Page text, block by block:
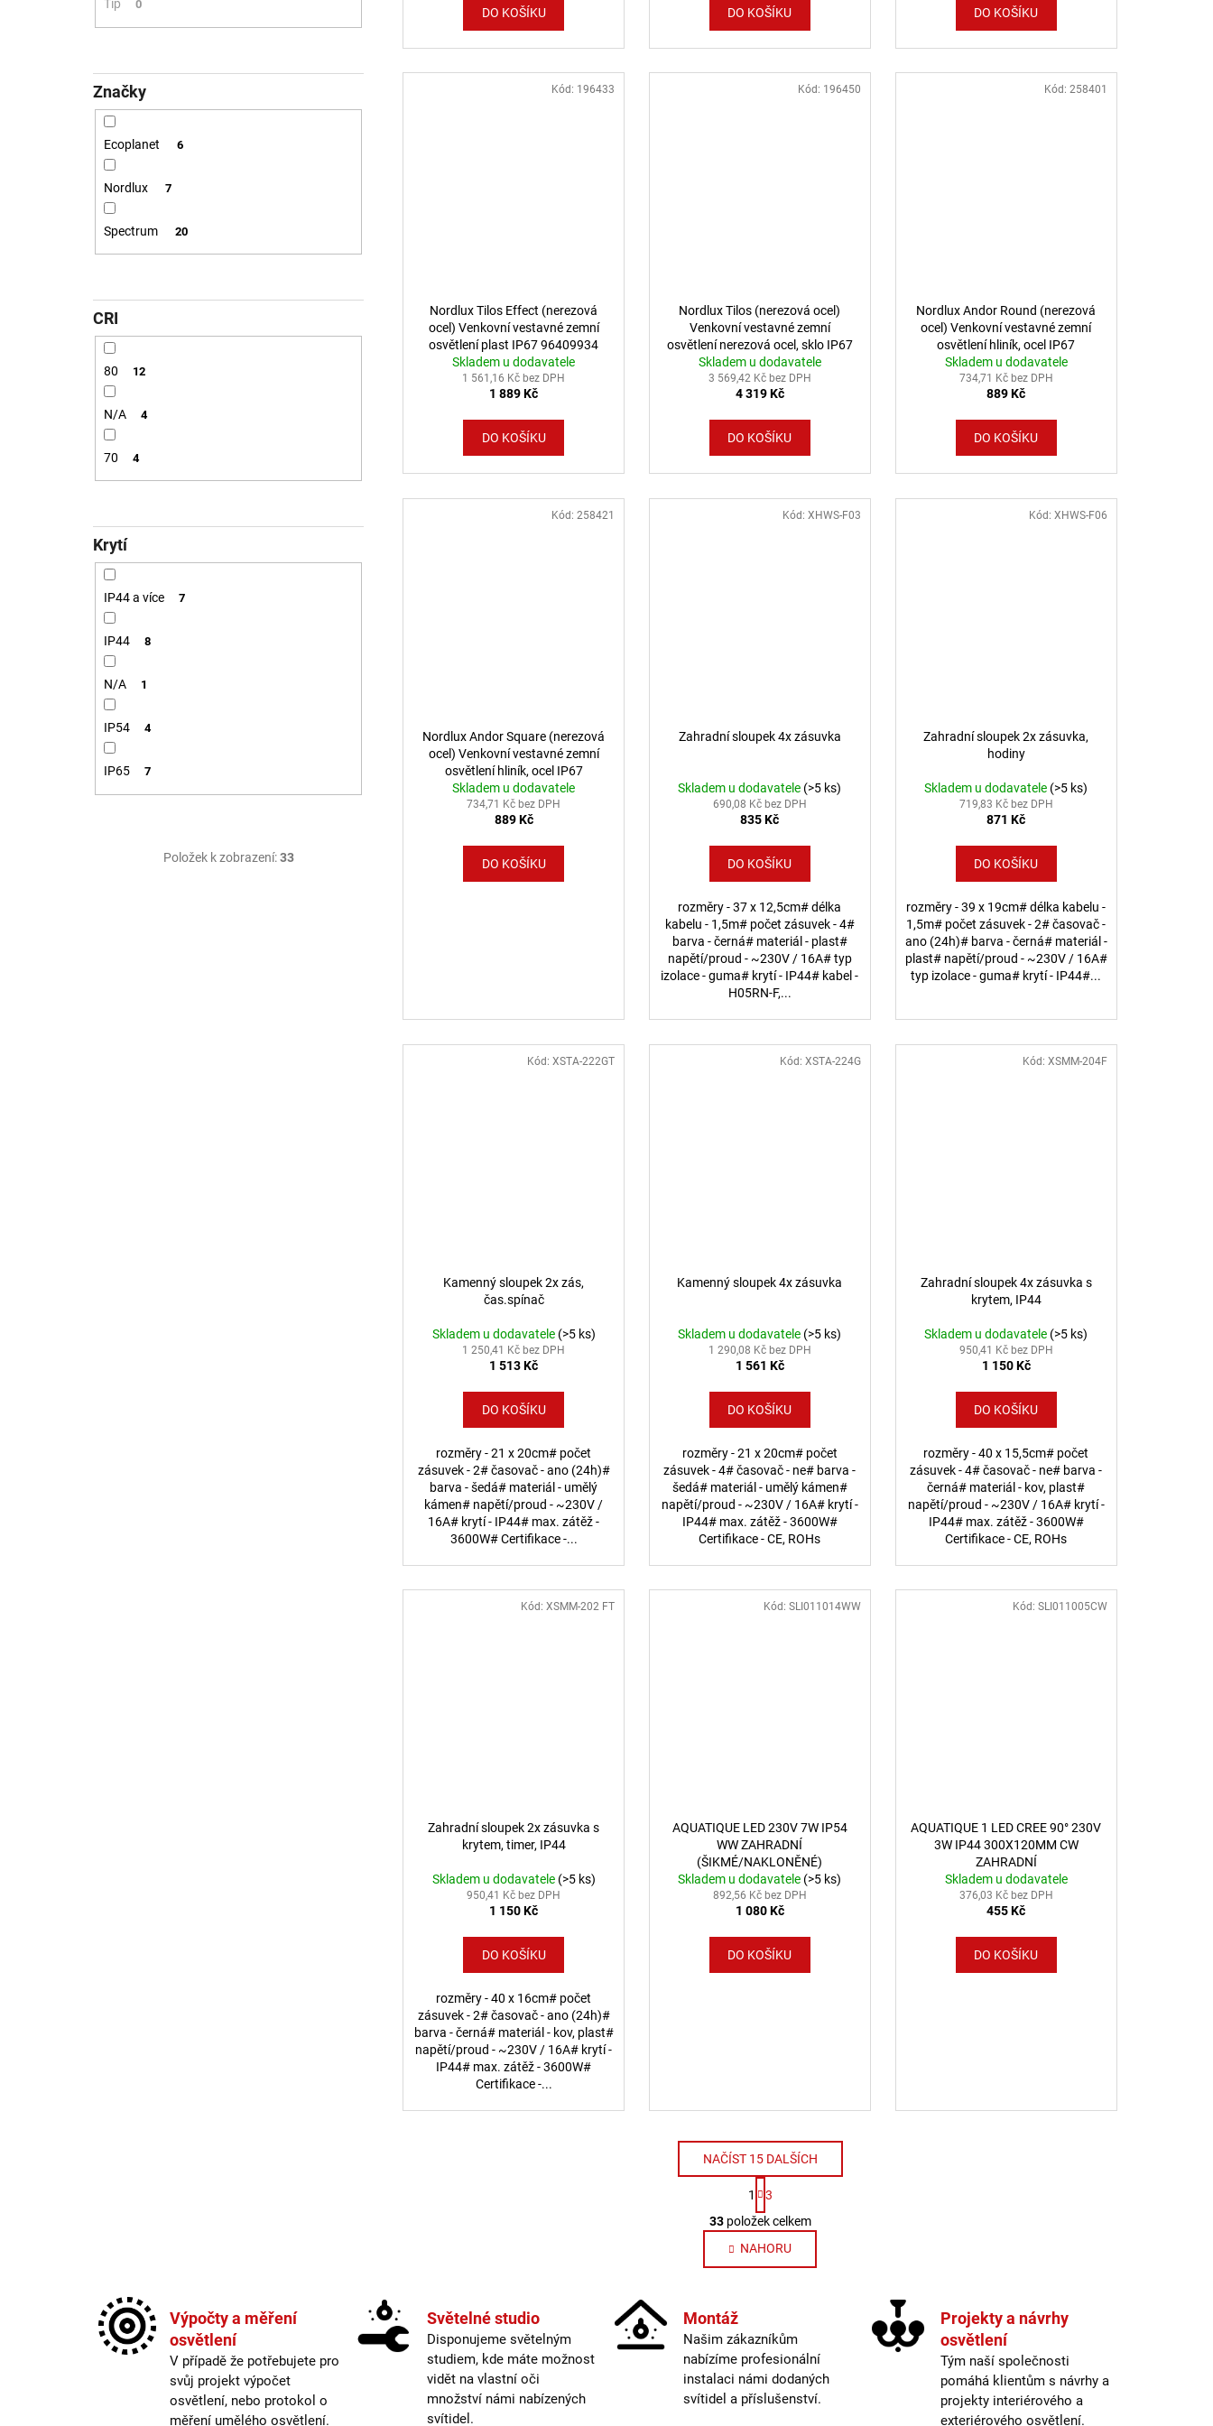
Tip 0
Značky
Ecoplanet 6
Nordlux 7
Spectrum 20
CRI
80 12
N/A 4
70 4
Krytí
IP44 a více 7
IP44 8
N/A 1
IP54 4
IP65 7
Položek k zobrazení:33
DO KOŠÍKU DO KOŠÍKU DO KOŠÍKU
Nordlux Tilos Effect (nerezová
ocel) Venkovní vestavné zemní
osvětlení plast IP67 96409934
Skladem u dodavatele
1 561,16 Kč bez DPH
1 889 Kč
DO KOŠÍKU
Kód: 196433
Nordlux Tilos (nerezová ocel)
Venkovní vestavné zemní
osvětlení nerezová ocel, sklo IP67
96439934
Skladem u dodavatele
3 569,42 Kč bez DPH
4 319 Kč
DO KOŠÍKU
Kód: 196450
Nordlux Andor Round (nerezová
ocel) Venkovní vestavné zemní
osvětlení hliník, ocel IP67
2218400034
Skladem u dodavatele
734,71 Kč bez DPH
889 Kč
DO KOŠÍKU
Kód: 258401
Nordlux Andor Square (nerezová
ocel) Venkovní vestavné zemní
osvětlení hliník, ocel IP67
2218410034
Skladem u dodavatele
734,71 Kč bez DPH
889 Kč
DO KOŠÍKU
Kód:258421
Zahradní sloupek 4x zásuvka
Skladem u dodavatele (>5 ks)
690,08 Kč bez DPH
835 Kč
DO KOŠÍKU
rozměry - 37 x 12,5cm# délka
kabelu - 1,5m# počet zásuvek - 4#
barva - černá# materiál - plast#
napětí/proud - ~230V / 16A# typ
izolace - guma# krytí - IP44# kabel -
H05RN-F,...
Kód: XHWS-F03
Zahradní sloupek 2x zásuvka,
hodiny
Skladem u dodavatele (>5 ks)
719,83 Kč bez DPH
871 Kč
DO KOŠÍKU
rozměry - 39 x 19cm# délka kabelu -
1,5m# počet zásuvek - 2# časovač -
ano (24h)# barva - černá# materiál -
plast# napětí/proud - ~230V / 16A#
typ izolace - guma# krytí - IP44#...
Kód: XHWS-F06
Kamenný sloupek 2x zás,
čas.spínač
Skladem u dodavatele (>5 ks)
1 250,41 Kč bez DPH
1 513 Kč
DO KOŠÍKU
rozměry - 21 x 20cm# počet
zásuvek - 2# časovač - ano (24h)#
barva - šedá# materiál - umělý
kámen# napětí/proud - ~230V /
16A# krytí - IP44# max. zátěž -
3600W# Certifikace -...
Kód:XSTA-222GT
Kamenný sloupek 4x zásuvka
Skladem u dodavatele (>5 ks)
1 290,08 Kč bez DPH
1 561 Kč
DO KOŠÍKU
rozměry - 21 x 20cm# počet
zásuvek - 4# časovač - ne# barva -
šedá# materiál - umělý kámen#
napětí/proud - ~230V / 16A# krytí -
IP44# max. zátěž - 3600W#
Certifikace - CE, ROHs
Kód: XSTA-224G
Zahradní sloupek 4x zásuvka s
krytem, IP44
Skladem u dodavatele (>5 ks)
950,41 Kč bez DPH
1 150 Kč
DO KOŠÍKU
rozměry - 40 x 15,5cm# počet
zásuvek - 4# časovač - ne# barva -
černá# materiál - kov, plast#
napětí/proud - ~230V / 16A# krytí -
IP44# max. zátěž - 3600W#
Certifikace - CE, ROHs
Kód: XSMM-204F
Zahradní sloupek 2x zásuvka s
krytem, timer, IP44
Skladem u dodavatele (>5 ks)
950,41 Kč bez DPH
1 150 Kč
DO KOŠÍKU
rozměry - 40 x 16cm# počet
zásuvek - 2# časovač - ano (24h)#
barva - černá# materiál - kov, plast#
napětí/proud - ~230V / 16A# krytí -
IP44# max. zátěž - 3600W#
Certifikace -...
Kód:XSMM-202 FT
AQUATIQUE LED 230V 7W IP54
WW ZAHRADNÍ
(ŠIKMÉ/NAKLONĚNÉ)
Skladem u dodavatele (>5 ks)
892,56 Kč bez DPH
1 080 Kč
DO KOŠÍKU
Kód: SLI011014WW
AQUATIQUE 1 LED CREE 90° 230V
3W IP44 300X120MM CW
ZAHRADNÍ
Skladem u dodavatele
376,03 Kč bez DPH
455 Kč
DO KOŠÍKU
Kód: SLI011005CW
Ovládací prvky výpisu
NAČÍST 15 DALŠÍCH
Stránkování
1
3
33položek celkem
NAHORU
Výpočty a měření
osvětlení
V případě že potřebujete pro
svůj projekt výpočet
osvětlení, nebo protokol o
měření umělého osvětlení.
Světelné studio
Disponujeme světelným
studiem, kde máte možnost
vidět na vlastní oči
množství námi nabízených
svítidel.
Montáž
Našim zákazníkům
nabízíme profesionální
instalaci námi dodaných
svítidel a příslušenství.
Projekty a návrhy
osvětlení
Tým naší společnosti
pomáhá klientům s návrhy a
projekty interiérového a
exteriérového osvětlení.